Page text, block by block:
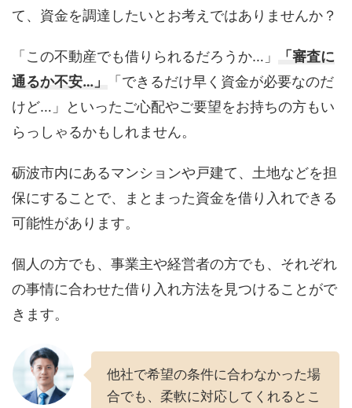
て、資金を調達したいとお考えではありませんか？
「この不動産でも借りられるだろうか…」
「審査に
通るか不安…」
「できるだけ早く資金が必要なのだ
けど…」といったご心配やご要望をお持ちの方もい
らっしゃるかもしれません。
砺波市内にあるマンションや戸建て、土地などを担
保にすることで、まとまった資金を借り入れできる
可能性があります。
個人の方でも、事業主や経営者の方でも、それぞれ
の事情に合わせた借り入れ方法を見つけることがで
きます。
他社で希望の条件に合わなかった場
合でも、柔軟に対応してくれるとこ